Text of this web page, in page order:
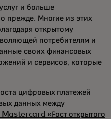
и больше
прежде. Многие из этих
открытому
потребителям и
своих финансовых
и сервисов, которые
цифровых платежей
данных между
Mastercard «Рост открытого